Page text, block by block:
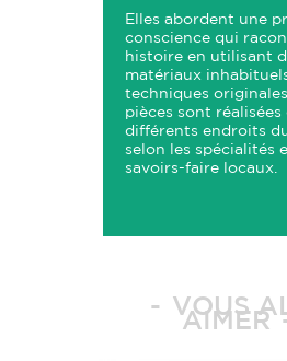
Elles abordent une
conscience qui
histoire en utilisant
matériaux
techniques
pièces sont réalisées
différents endroits
selon les spécialités
savoirs-faire locaux.
VOUS
AIMER